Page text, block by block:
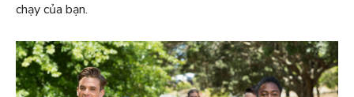
chạy của bạn.